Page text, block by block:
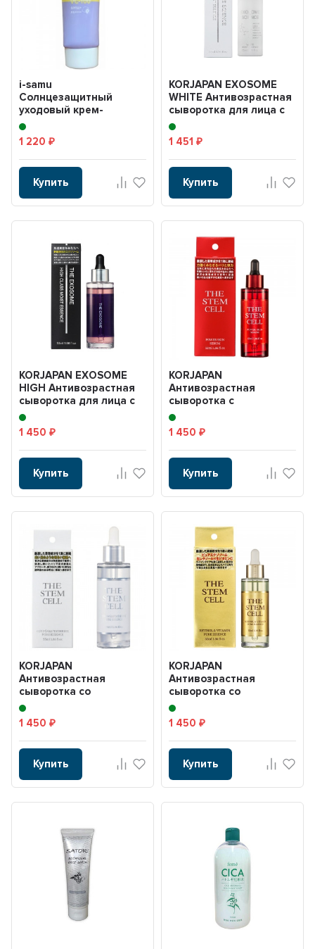
i-samu
Солнцезащитный
уходовый крем-
санскрин
SPF50+/PA++++ 70 г UV
Care&T...
1 220₽
Купить
KORJAPAN EXOSOME
WHITE Антивозрастная
сыворотка для лица с
экзосомами, ниаци...
1 451 ₽
Купить
KORJAPAN EXOSOME
HIGH Антивозрастная
сыворотка для лица с
экзосомами, ниацина...
1 450₽
Купить
KORJAPAN
Антивозрастная
сыворотка с
растительными
экзосомами и
плацентой, экс...
1 450 ₽
Купить
KORJAPAN
Антивозрастная
сыворотка со
стволовыми клетками,т
экзосомами, глутат...
1 450₽
Купить
KORJAPAN
Антивозрастная
сыворотка со
стволовыми
клетками,экзосомами,
2 видами...
1 450 ₽
Купить